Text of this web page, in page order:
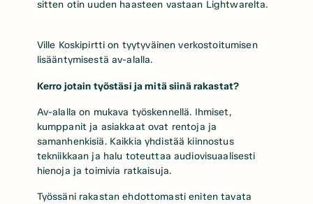
sitten otin uuden haasteen vastaan Lightwarelta.
Ville Koskipirtti on tyytyväinen verkostoitumisen
lisääntymisestä av-alalla.
Kerro jotain työstäsi ja mitä siinä rakastat?
Av-alalla on mukava työskennellä. Ihmiset,
kumppanit ja asiakkaat ovat rentoja ja
samanhenkisiä. Kaikkia yhdistää kiinnostus
tekniikkaan ja halu toteuttaa audiovisuaalisesti
hienoja ja toimivia ratkaisuja.
Työssäni rakastan ehdottomasti eniten tavata